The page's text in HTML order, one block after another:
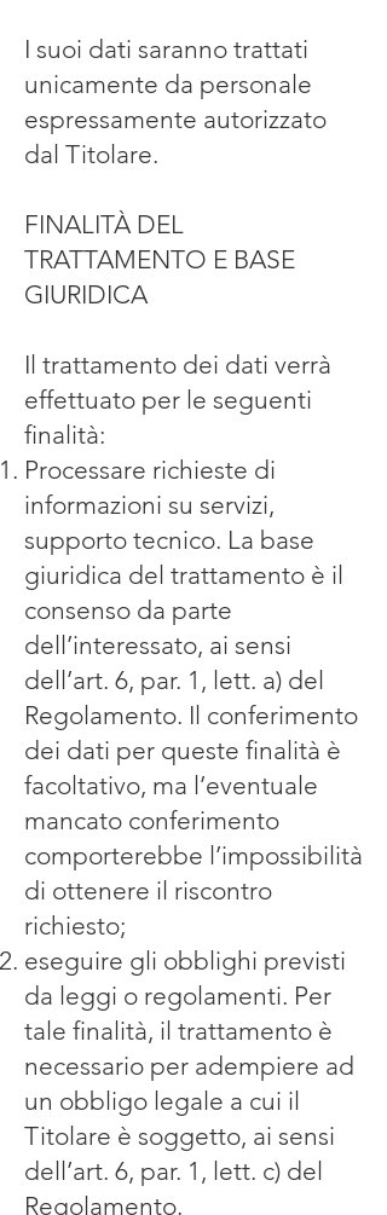
I suoi dati saranno trattati
unicamente da personale
espressamente autorizzato
dal Titolare.
FINALITÀ DEL
TRATTAMENTO E BASE
GIURIDICA
Il trattamento dei dati verrà
effettuato per le seguenti
finalità:
Processare richieste di
informazioni su servizi,
supporto tecnico. La base
giuridica del trattamento è il
consenso da parte
dell’interessato, ai sensi
dell’art. 6, par. 1, lett. a) del
Regolamento. Il conferimento
dei dati per queste finalità è
facoltativo, ma l’eventuale
mancato conferimento
comporterebbe l’impossibilità
di ottenere il riscontro
richiesto;
eseguire gli obblighi previsti
da leggi o regolamenti. Per
tale finalità, il trattamento è
necessario per adempiere ad
un obbligo legale a cui il
Titolare è soggetto, ai sensi
dell’art. 6, par. 1, lett. c) del
Regolamento.